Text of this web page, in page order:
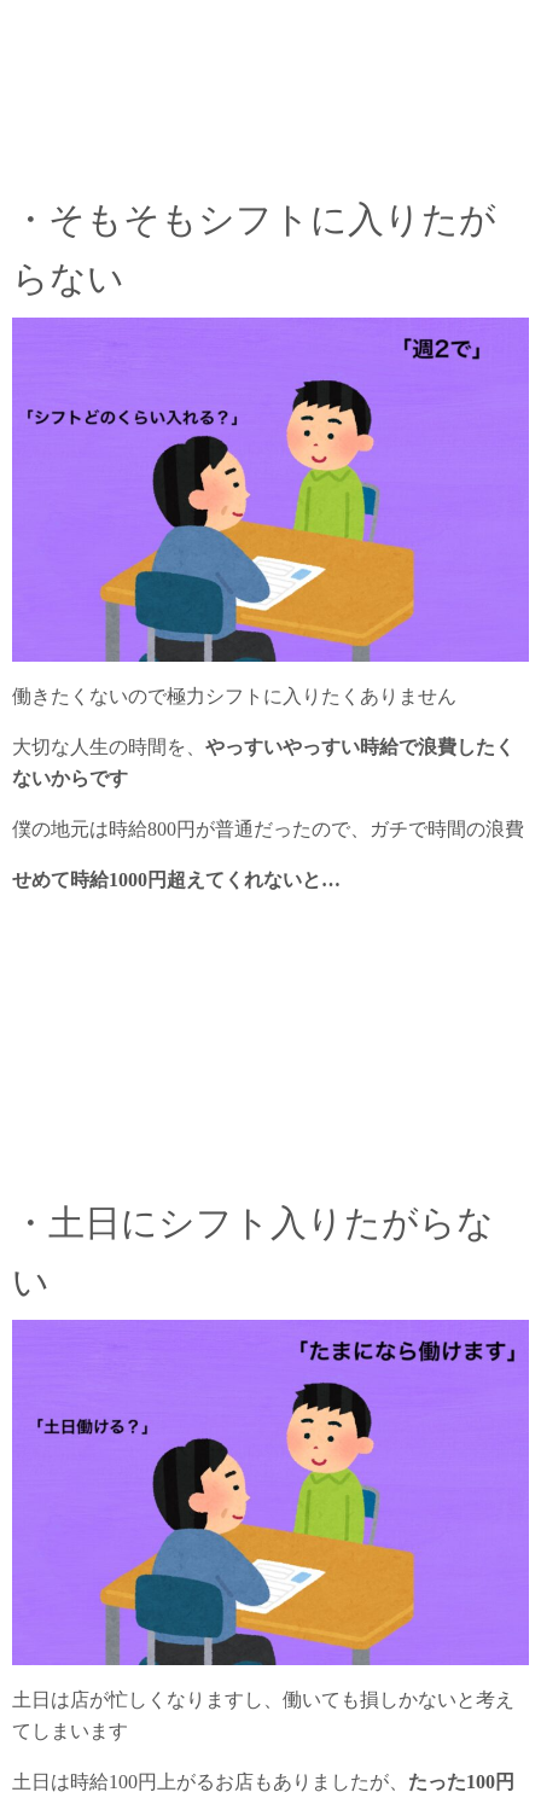
・そもそもシフトに入りたが
らない
働きたくないので極力シフトに入りたくありません
大切な人生の時間を、 やっすいやっすい時給で浪費したく
ないからです
僕の地元は時給800円が普通だったので、ガチで時間の浪費
せめて時給1000円超えてくれないと…
・土日にシフト入りたがらな
い
土日は店が忙しくなりますし、働いても損しかないと考え
てしまいます
土日は時給100円上がるお店もありましたが、 たった100円